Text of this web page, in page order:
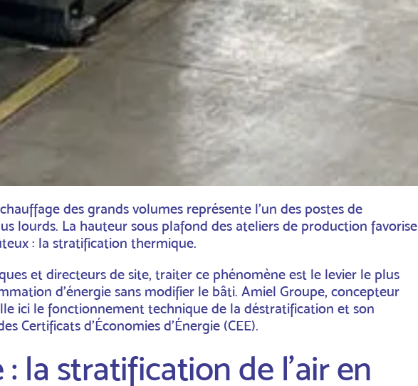
des grands volumes représente l’un des postes de
lourds. La hauteur sous plafond des ateliers de production favorise
: la stratification thermique.
et directeurs de site, traiter ce phénomène est le levier le plus
d’énergie sans modifier le bâti. Amiel Groupe, concepteur
ici le fonctionnement technique de la déstratification et son
Certificats d’Économies d’Énergie (CEE).
la stratification de l'air en